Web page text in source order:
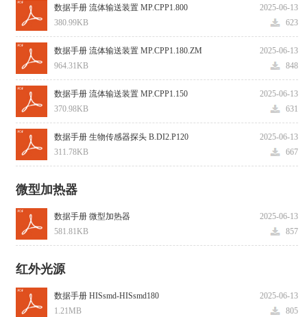
2025-06-13
数据手册 流体输送装置 MP.CPP1.800
623
380.99KB
2025-06-13
数据手册 流体输送装置 MP.CPP1.180.ZM
848
964.31KB
2025-06-13
数据手册 流体输送装置 MP.CPP1.150
631
370.98KB
2025-06-13
数据手册 生物传感器探头 B.DI2.P120
667
311.78KB
微型加热器
2025-06-13
数据手册 微型加热器
857
581.81KB
红外光源
2025-06-13
数据手册 HISsmd-HISsmd180
805
1.21MB